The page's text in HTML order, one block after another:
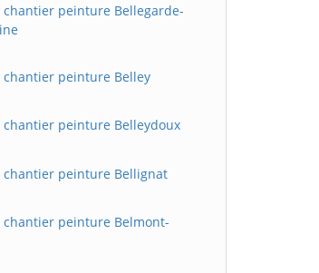
chantier peinture Bellegarde-
chantier peinture Belley
chantier peinture Belleydoux
chantier peinture Bellignat
chantier peinture Belmont-